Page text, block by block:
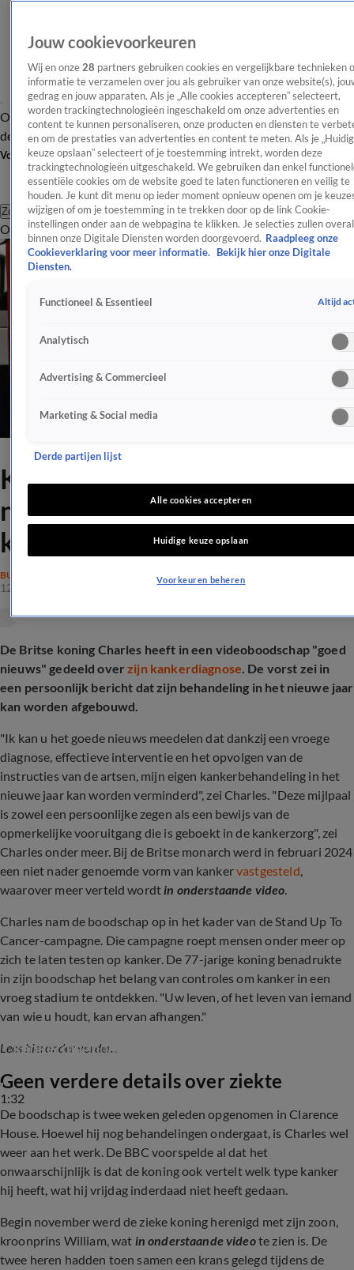
OverzichtAfleveringen Entertainment TV Algemeen
Tip
de redactieNieuwsbrief
Volg Shownieuws
Zoeken
OverzichtEntertainmentSpraakmakendRealityCrimeVideo's
Koning Charles deelt 'goed
nieuws' over
kankerbehandeling
BUITENLANDSE ROYALS
12 dec 2025, 21:48
De Britse koning Charles heeft in een videoboodschap "goed
nieuws" gedeeld overzijn kankerdiagnose. De vorst zei in
een persoonlijk bericht dat zijn behandeling in het nieuwe jaar
kan worden afgebouwd.
"Ik kan u het goede nieuws meedelen dat dankzij een vroege
diagnose, effectieve interventie en het opvolgen van de
instructies van de artsen, mijn eigen kankerbehandeling in het
nieuwe jaar kan worden verminderd", zei Charles. "Deze mijlpaal
is zowel een persoonlijke zegen als een bewijs van de
opmerkelijke vooruitgang die is geboekt in de kankerzorg", zei
Charles onder meer. Bij de Britse monarch werd in februari 2024
een niet nader genoemde vorm van kankervastgesteld,
waarover meer verteld wordt in onderstaande video.
Charles nam de boodschap op in het kader van de Stand Up To
Cancer-campagne. Die campagne roept mensen onder meer op
zich te laten testen op kanker. De 77-jarige koning benadrukte
in zijn boodschap het belang van controles om kanker in een
vroeg stadium te ontdekken. "Uw leven, of het leven van iemand
van wie u houdt, kan ervan afhangen."
Lees hieronder verder...
1:32
Britse koning Charles geeft update na
kankerdiagnose
Geen verdere details over ziekte
De boodschap is twee weken geleden opgenomen in Clarence
House. Hoewel hij nog behandelingen ondergaat, is Charles wel
weer aan het werk. De BBC voorspelde al dat het
onwaarschijnlijk is dat de koning ook vertelt welk type kanker
hij heeft, wat hij vrijdag inderdaad niet heeft gedaan.
Begin november werd de zieke koning herenigd met zijn zoon,
kroonprins William, wat in onderstaande videote zien is. De
twee heren hadden toen samen een krans gelegd tijdens de
Jouw cookievoorkeuren
Wij en onze 28 partners gebruiken cookies en vergelijkbare technieken
informatie te verzamelen over jou als gebruiker van onze website(s),
gedrag en jouw apparaten. Als je „Alle cookies accepteren” selecteert,
worden trackingtechnologieën ingeschakeld om onze advertenties en
content te kunnen personaliseren, onze producten en diensten te
en om de prestaties van advertenties en content te meten. Als je
keuze opslaan” selecteert of je toestemming intrekt, worden deze
trackingtechnologieën uitgeschakeld. We gebruiken dan enkel
essentiële cookies om de website goed te laten functioneren en veilig te
houden. Je kunt dit menu op ieder moment opnieuw openen om je
wijzigen of om je toestemming in te trekken door op de link Cookie-
instellingen onder aan de webpagina te klikken. Je selecties zullen overal
binnen onze Digitale Diensten worden doorgevoerd. Raadpleeg onze
Cookieverklaring voor meer informatie.
Bekijk hier onze Digitale
Diensten.
Functioneel & Essentieel Altijd
Analytisch
Advertising & Commercieel
Marketing & Social media
Derde partijen lijst
Alle cookies accepteren
Huidige keuze opslaan
Voorkeuren beheren